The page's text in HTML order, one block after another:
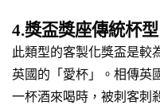
4.獎盃獎座傳統杯型
此類型的客製化獎盃是較
英國的「愛杯」。相傳英
一杯酒來喝時，被刺客刺